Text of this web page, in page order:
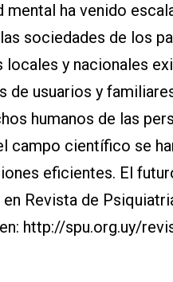
mental ha venido
sociedades de los
locales y nacionales
de usuarios y
humanos de las
campo científico se
eficientes. El
Revista de
http://spu.org.uy/